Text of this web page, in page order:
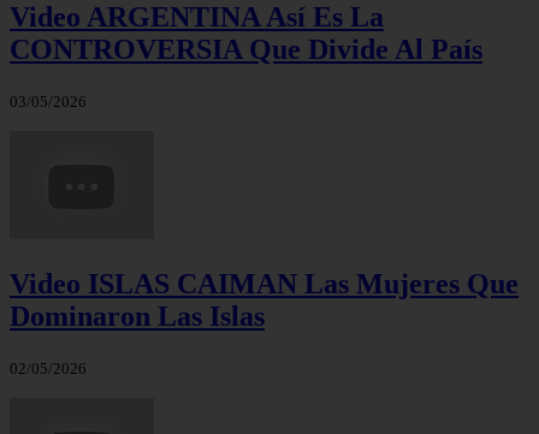
Video ARGENTINA Así Es La
CONTROVERSIA Que Divide Al País
03/05/2026
Video ISLAS CAIMAN Las Mujeres Que
Dominaron Las Islas
02/05/2026